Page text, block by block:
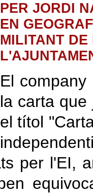
PER JORDI
EN
MILITANT
El
la carta que
el títol
per l'EI,